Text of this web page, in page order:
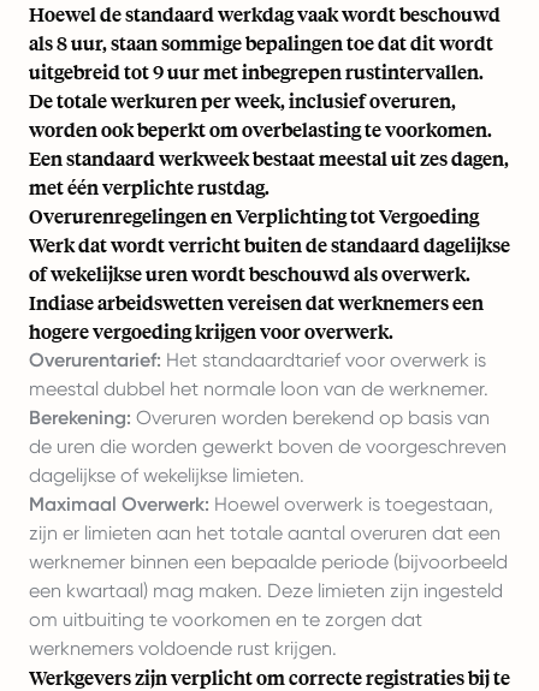
Hoewel de standaard werkdag vaak wordt beschouwd
als 8 uur, staan sommige bepalingen toe dat dit wordt
uitgebreid tot 9 uur met inbegrepen rustintervallen.
De totale werkuren per week, inclusief overuren,
worden ook beperkt om overbelasting te voorkomen.
Een standaard werkweek bestaat meestal uit zes dagen,
met één verplichte rustdag.
Overurenregelingen en Verplichting tot Vergoeding
Werk dat wordt verricht buiten de standaard dagelijkse
of wekelijkse uren wordt beschouwd als overwerk.
Indiase arbeidswetten vereisen dat werknemers een
hogere vergoeding krijgen voor overwerk.
Overurentarief: Het standaardtarief voor overwerk is
meestal dubbel het normale loon van de werknemer.
Berekening: Overuren worden berekend op basis van
de uren die worden gewerkt boven de voorgeschreven
dagelijkse of wekelijkse limieten.
Maximaal Overwerk: Hoewel overwerk is toegestaan,
zijn er limieten aan het totale aantal overuren dat een
werknemer binnen een bepaalde periode (bijvoorbeeld
een kwartaal) mag maken. Deze limieten zijn ingesteld
om uitbuiting te voorkomen en te zorgen dat
werknemers voldoende rust krijgen.
Werkgevers zijn verplicht om correcte registraties bij te